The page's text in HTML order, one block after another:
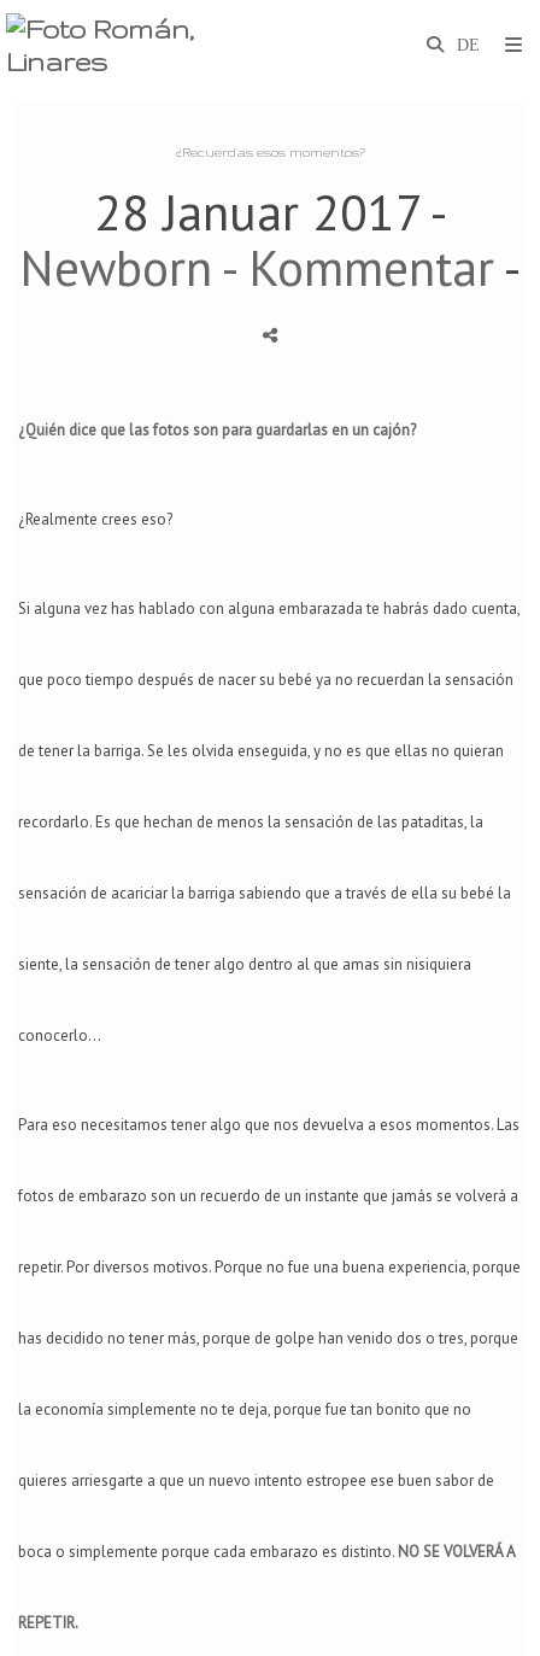
¿Recuerdas esos momentos?
28 Januar 2017 -
Newborn - Kommentar-
¿Quién dice que las fotos son para guardarlas en un cajón?
¿Realmente crees eso?
Si alguna vez has hablado con alguna embarazada te habrás dado cuenta,
que poco tiempo después de nacer su bebé ya no recuerdan la sensación
de tener la barriga. Se les olvida enseguida, y no es que ellas no quieran
recordarlo. Es que hechan de menos la sensación de las pataditas, la
sensación de acariciar la barriga sabiendo que a través de ella su bebé la
siente, la sensación de tener algo dentro al que amas sin nisiquiera
conocerlo...
Para eso necesitamos tener algo que nos devuelva a esos momentos. Las
fotos de embarazo son un recuerdo de un instante que jamás se volverá a
repetir. Por diversos motivos. Porque no fue una buena experiencia, porque
has decidido no tener más, porque de golpe han venido dos o tres, porque
la economía simplemente no te deja, porque fue tan bonito que no
quieres arriesgarte a que un nuevo intento estropee ese buen sabor de
boca o simplemente porque cada embarazo es distinto. NO SE VOLVERÁ A
REPETIR.